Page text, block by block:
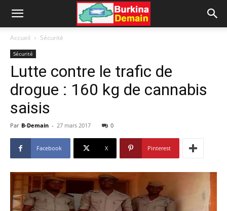
Accueil Sécurité
Sécurité
Lutte contre le trafic de
drogue : 160 kg de cannabis
saisis
Par B-Demain - 27 mars 2017 0
Facebook X Pinterest